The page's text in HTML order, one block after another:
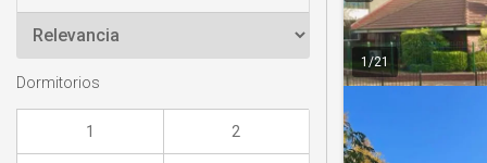
1 /21
Dormitorios
1 2